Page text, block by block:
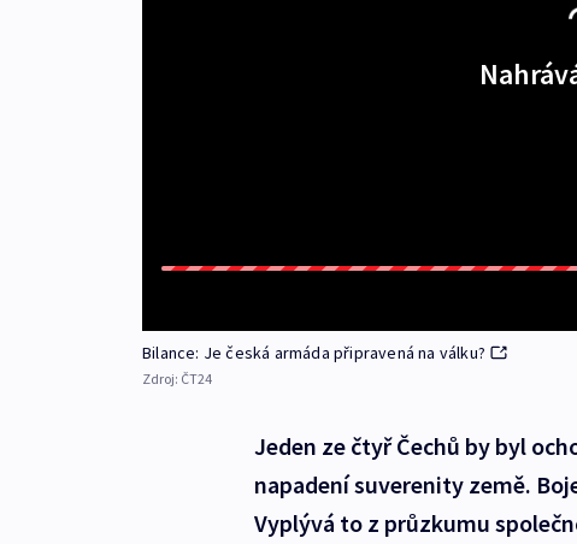
Bilance: Je česká armáda připravená na válku?
Zdroj: ČT24
Jeden ze čtyř Čechů by byl
napadení suverenity země.
Vyplývá to z průzkumu